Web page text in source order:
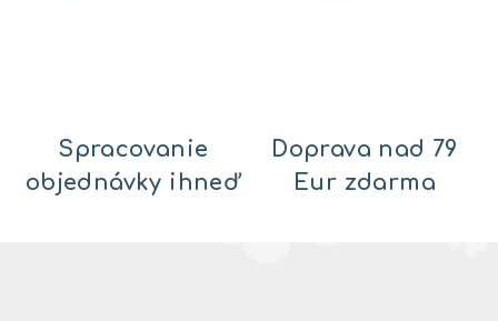
Spracovanie
objednávky ihneď
Doprava nad 79
Eur zdarma